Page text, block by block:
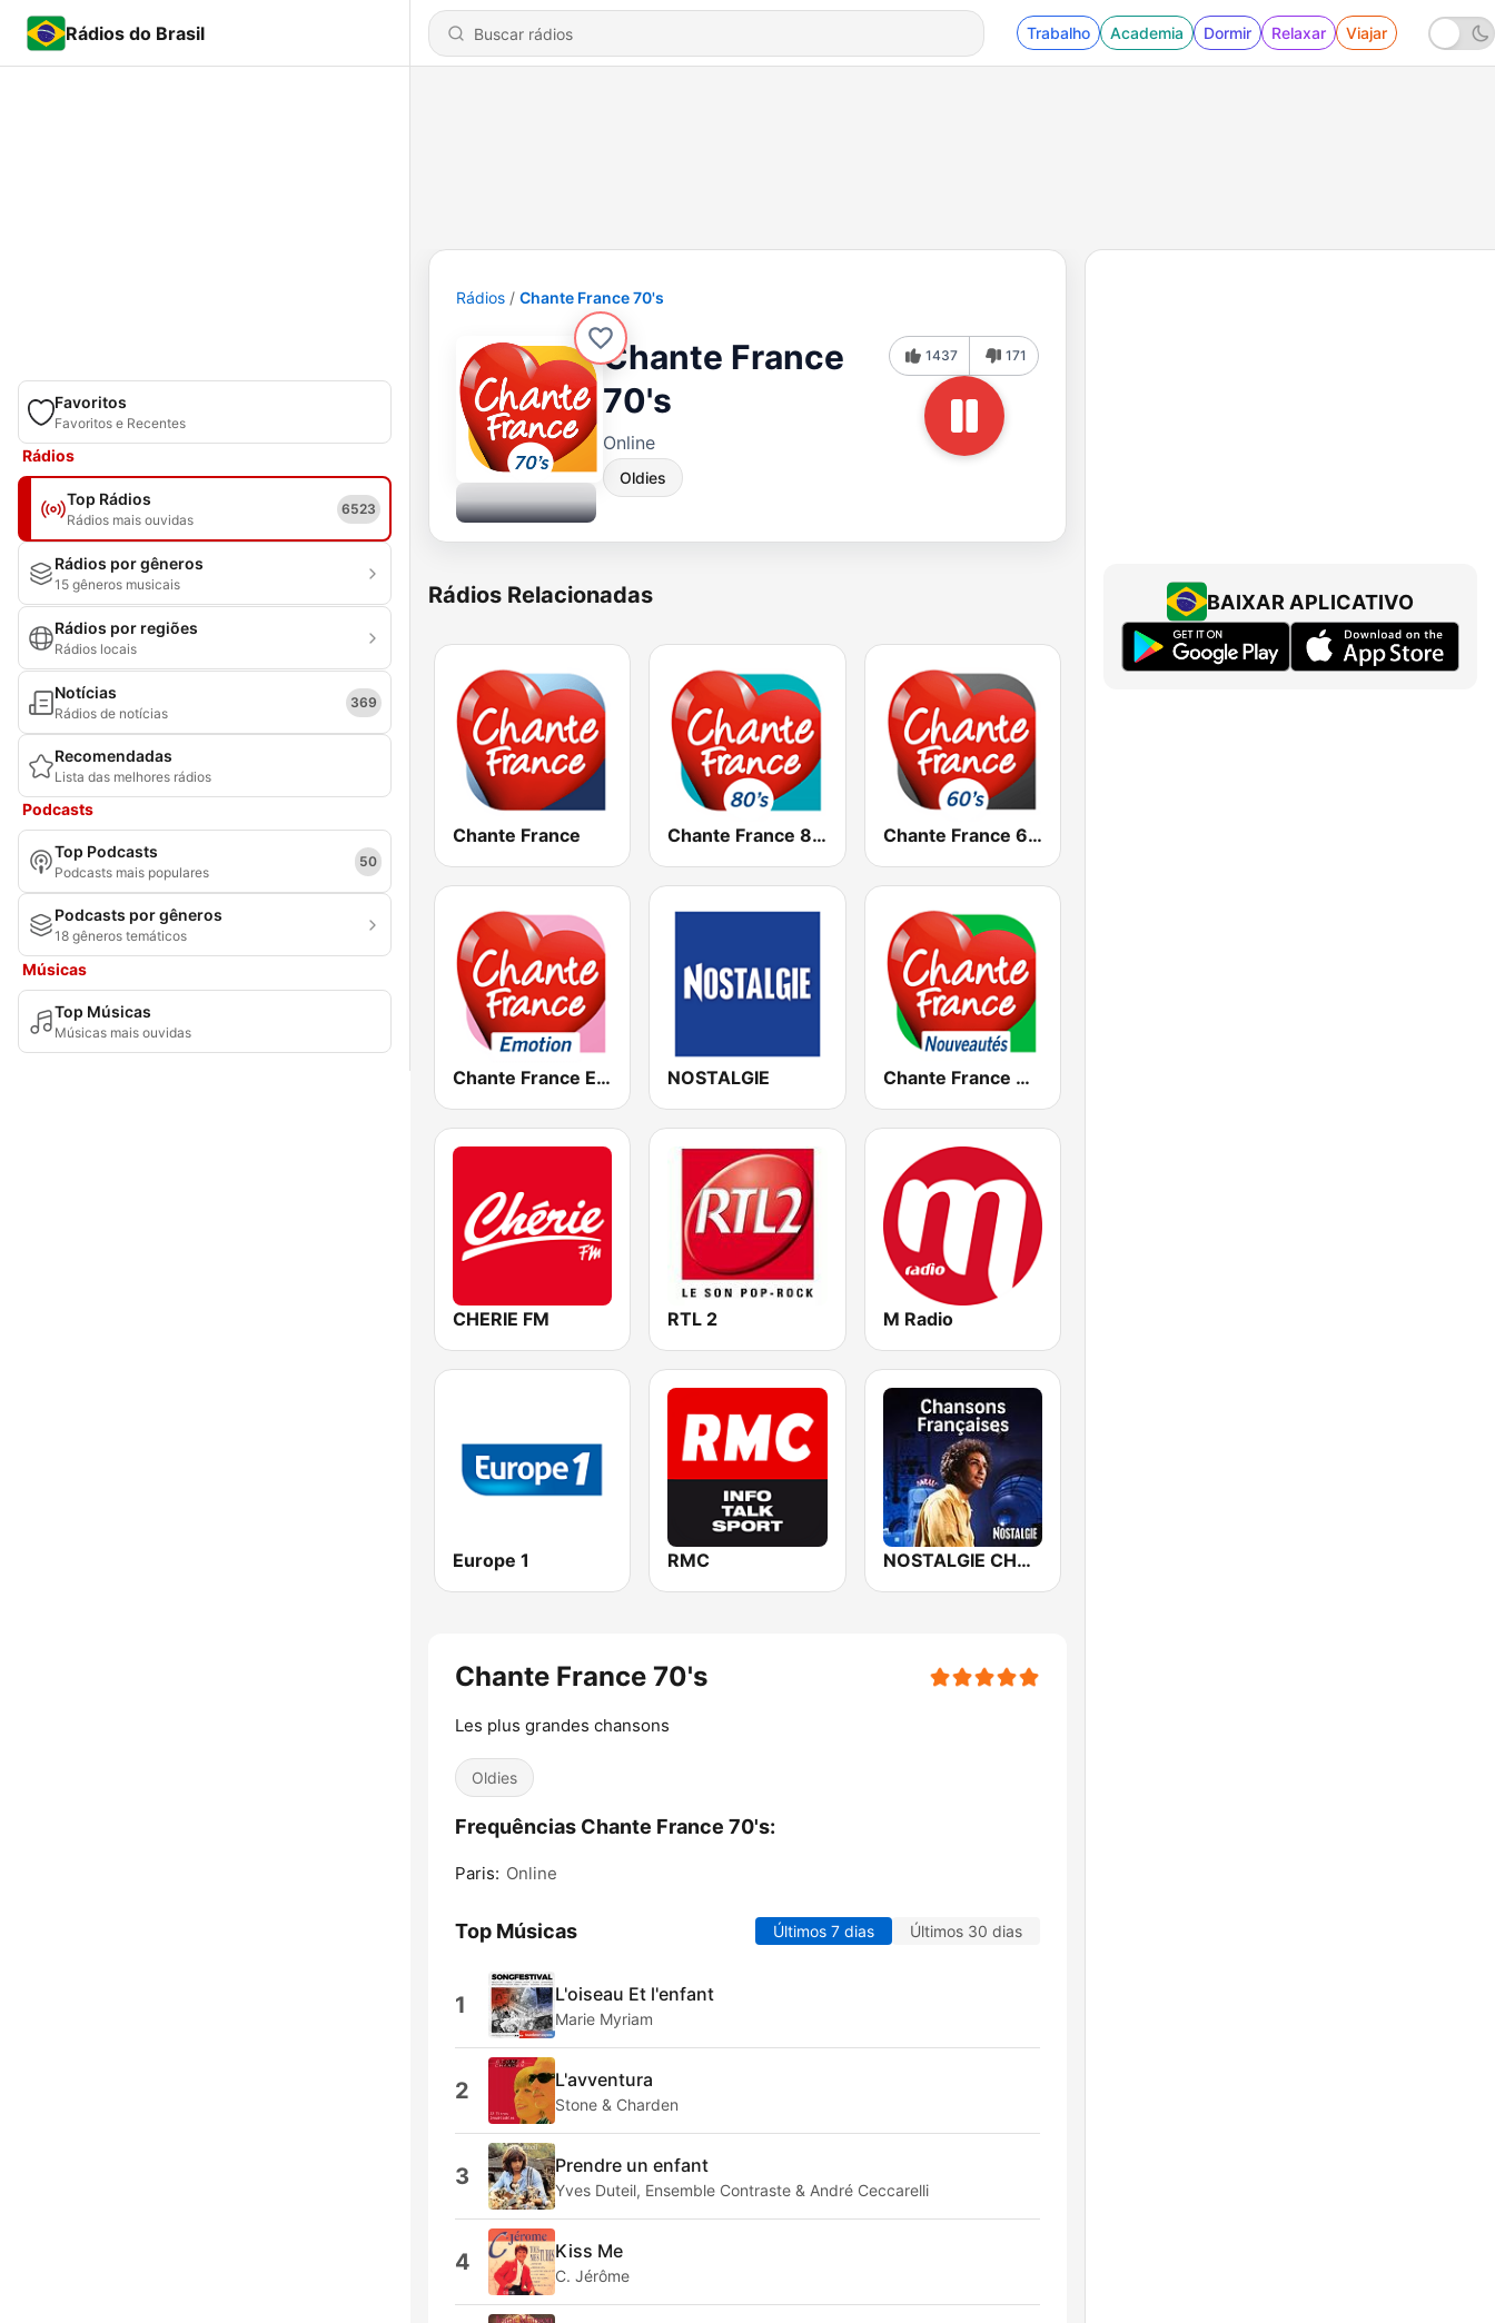
Rádios do Brasil Trabalho Academia Dormir Relaxar Viajar
Favoritos
Favoritos e Recentes
Rádios
Top Rádios
Rádios mais ouvidas
6523
Rádios por gêneros
15 gêneros musicais
Rádios por regiões
Rádios locais
Notícias
Rádios de notícias
369
Recomendadas
Lista das melhores rádios
Podcasts
Top Podcasts
Podcasts mais populares
50
Podcasts por gêneros
18 gêneros temáticos
Músicas
Top Músicas
Músicas mais ouvidas
Rádios Chante France 70's
Chante France
70's
Online
Oldies
1437 171
Rádios Relacionadas
Chante France Chante France 80's Chante France 60's
Chante France Emotion NOSTALGIE Chante France Nouveautés
CHERIE FM RTL 2 M Radio
Europe 1 RMC NOSTALGIE CHANSONS FRANCAISES
Chante France 70's
Les plus grandes chansons
Oldies
Frequências Chante France 70's:
Paris: Online
Top Músicas Últimos 7 dias Últimos 30 dias
1 L'oiseau Et l'enfant
Marie Myriam
2 L'avventura
Stone & Charden
3 Prendre un enfant
Yves Duteil, Ensemble Contraste & André Ceccarelli
4 Kiss Me
C. Jérôme
BAIXAR APLICATIVO